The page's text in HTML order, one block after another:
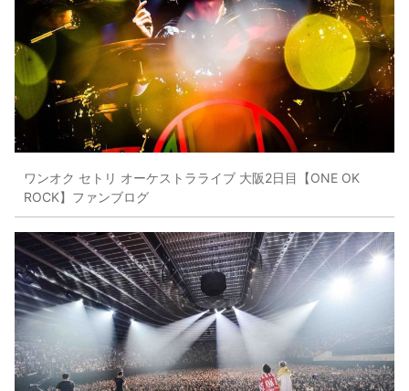
ワンオク セトリ オーケストラライブ 大阪2日目【ONE OK
ROCK】ファンブログ